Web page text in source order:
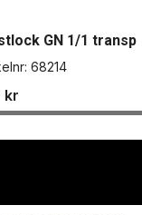
GN 1/1 transp
68214
kr